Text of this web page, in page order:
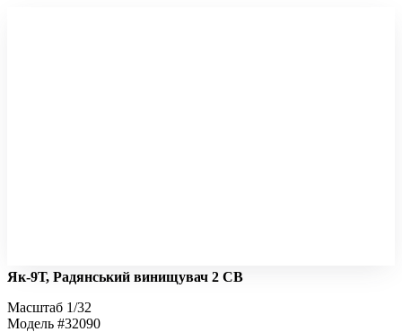
Як-9Т, Радянський винищувач 2 СВ
Масштаб 1/32
Модель #32090